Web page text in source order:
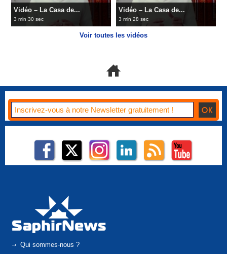
Vidéo – La Casa de...
3 min 30 sec
Vidéo – La Casa de...
3 min 28 sec
Voir toutes les vidéos
Qui sommes-nous ?